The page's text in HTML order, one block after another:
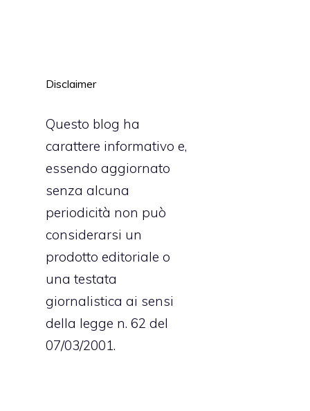
Disclaimer
Questo blog ha
carattere informativo e,
essendo aggiornato
senza alcuna
periodicità non può
considerarsi un
prodotto editoriale o
una testata
giornalistica ai sensi
della legge n. 62 del
07/03/2001.